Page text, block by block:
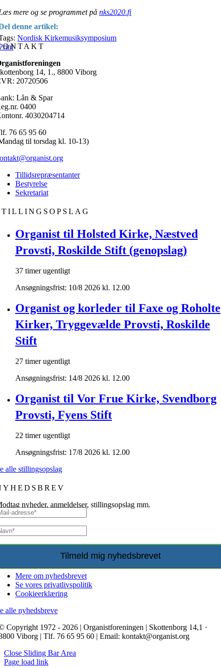
mere og se programmet pånks2020.fi
Nordisk Kirkemusiksymposium
denne artikel:
14, 1., 8800 Viborg
20720506
Lån & Spar
0400
4030204714
76 65 95 60
til torsdag kl. 10-13)
Tillidsrepræsentanter
Bestyrelse
Sekretariat
Organist til Holsted Kirke, Næstved
Provsti, Roskilde Stift (genopslag)
37 timer ugentligt
Ansøgningsfrist: 10/8 2026 kl. 12.00
Organist og korleder til Faxe og Roholte
Kirker, Tryggevælde Provsti, Roskilde
Stift
27 timer ugentligt
Ansøgningsfrist: 14/8 2026 kl. 12.00
Organist til Vor Frue Kirke, Svendborg
Provsti, Fyens Stift
22 timer ugentligt
Ansøgningsfrist: 17/8 2026 kl. 12.00
alle stillingsopslag
nyheder, anmeldelser, stillingsopslag mm.
Mere om nyhedsbrevet
Se vores privatlivspolitik
Cookieerklæring
alle nyhedsbreve
Copyright 1972 - 2026 | Organistforeningen | Skottenborg 14,1 ·
Viborg | Tlf. 76 65 95 60 | Email: kontakt@organist.org
Close Sliding Bar Area
Page load link